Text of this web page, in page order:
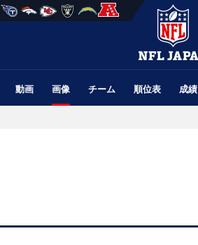
動画 画像 チーム 順位表 成績